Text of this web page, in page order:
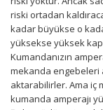
riski ortadan
kadar büyükse o
yüksekse yüksek
Kumandanızın
mekanda engebeleri
aktarabilirler. Ama iç
kumanda amperajı